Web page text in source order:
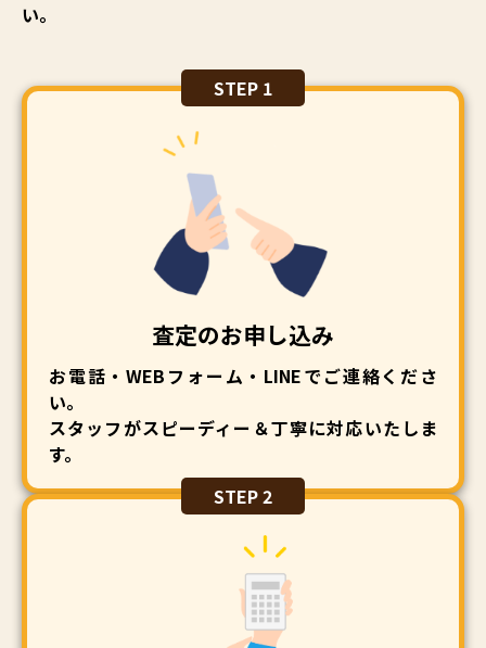
い。
STEP 1
査定のお申し込み
お電話・WEBフォーム・LINEでご連絡くださ
い。
スタッフがスピーディー＆丁寧に対応いたしま
す。
STEP 2